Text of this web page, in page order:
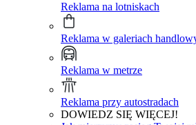
Reklama na lotniskach
Reklama w galeriach
Reklama w metrze
Reklama przy autostradach
DOWIEDZ SIĘ WIĘCEJ!